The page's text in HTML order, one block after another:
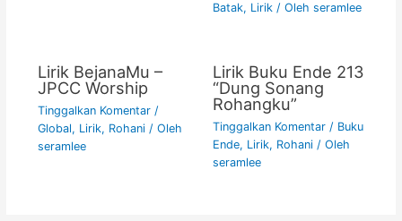
Batak, Lirik/ Oleh seramlee
Lirik BejanaMu –
JPCC Worship
Tinggalkan Komentar /
Global, Lirik, Rohani/ Oleh
seramlee
Lirik Buku Ende 213
“Dung Sonang
Rohangku”
Tinggalkan Komentar / Buku
Ende, Lirik, Rohani/ Oleh
seramlee